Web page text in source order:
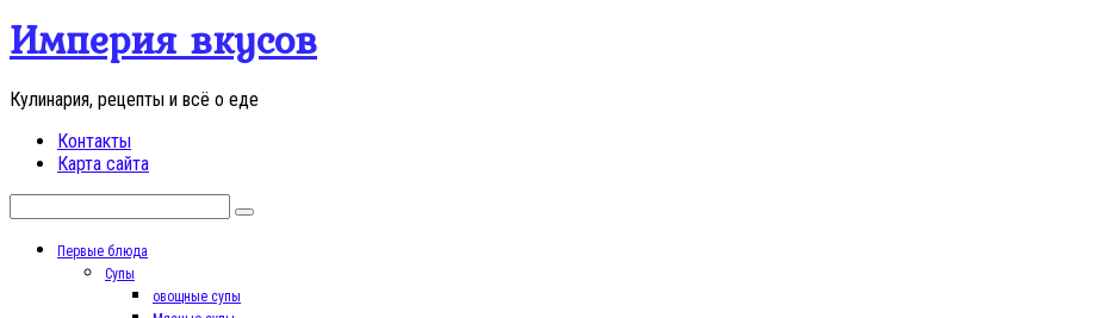
Перейти
контенту
Империя вкусов
Кулинария, рецепты и всё о еде
Контакты
Карта сайта
Первые блюда
Супы
овощные супы